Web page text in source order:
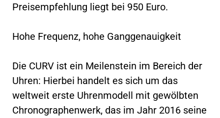
Preisempfehlung liegt bei 950 Euro.
Hohe Frequenz, hohe Ganggenauigkeit
Die CURV ist ein Meilenstein im Bereich der
Uhren: Hierbei handelt es sich um das
weltweit erste Uhrenmodell mit gewölbten
Chronographenwerk, das im Jahr 2016 seine